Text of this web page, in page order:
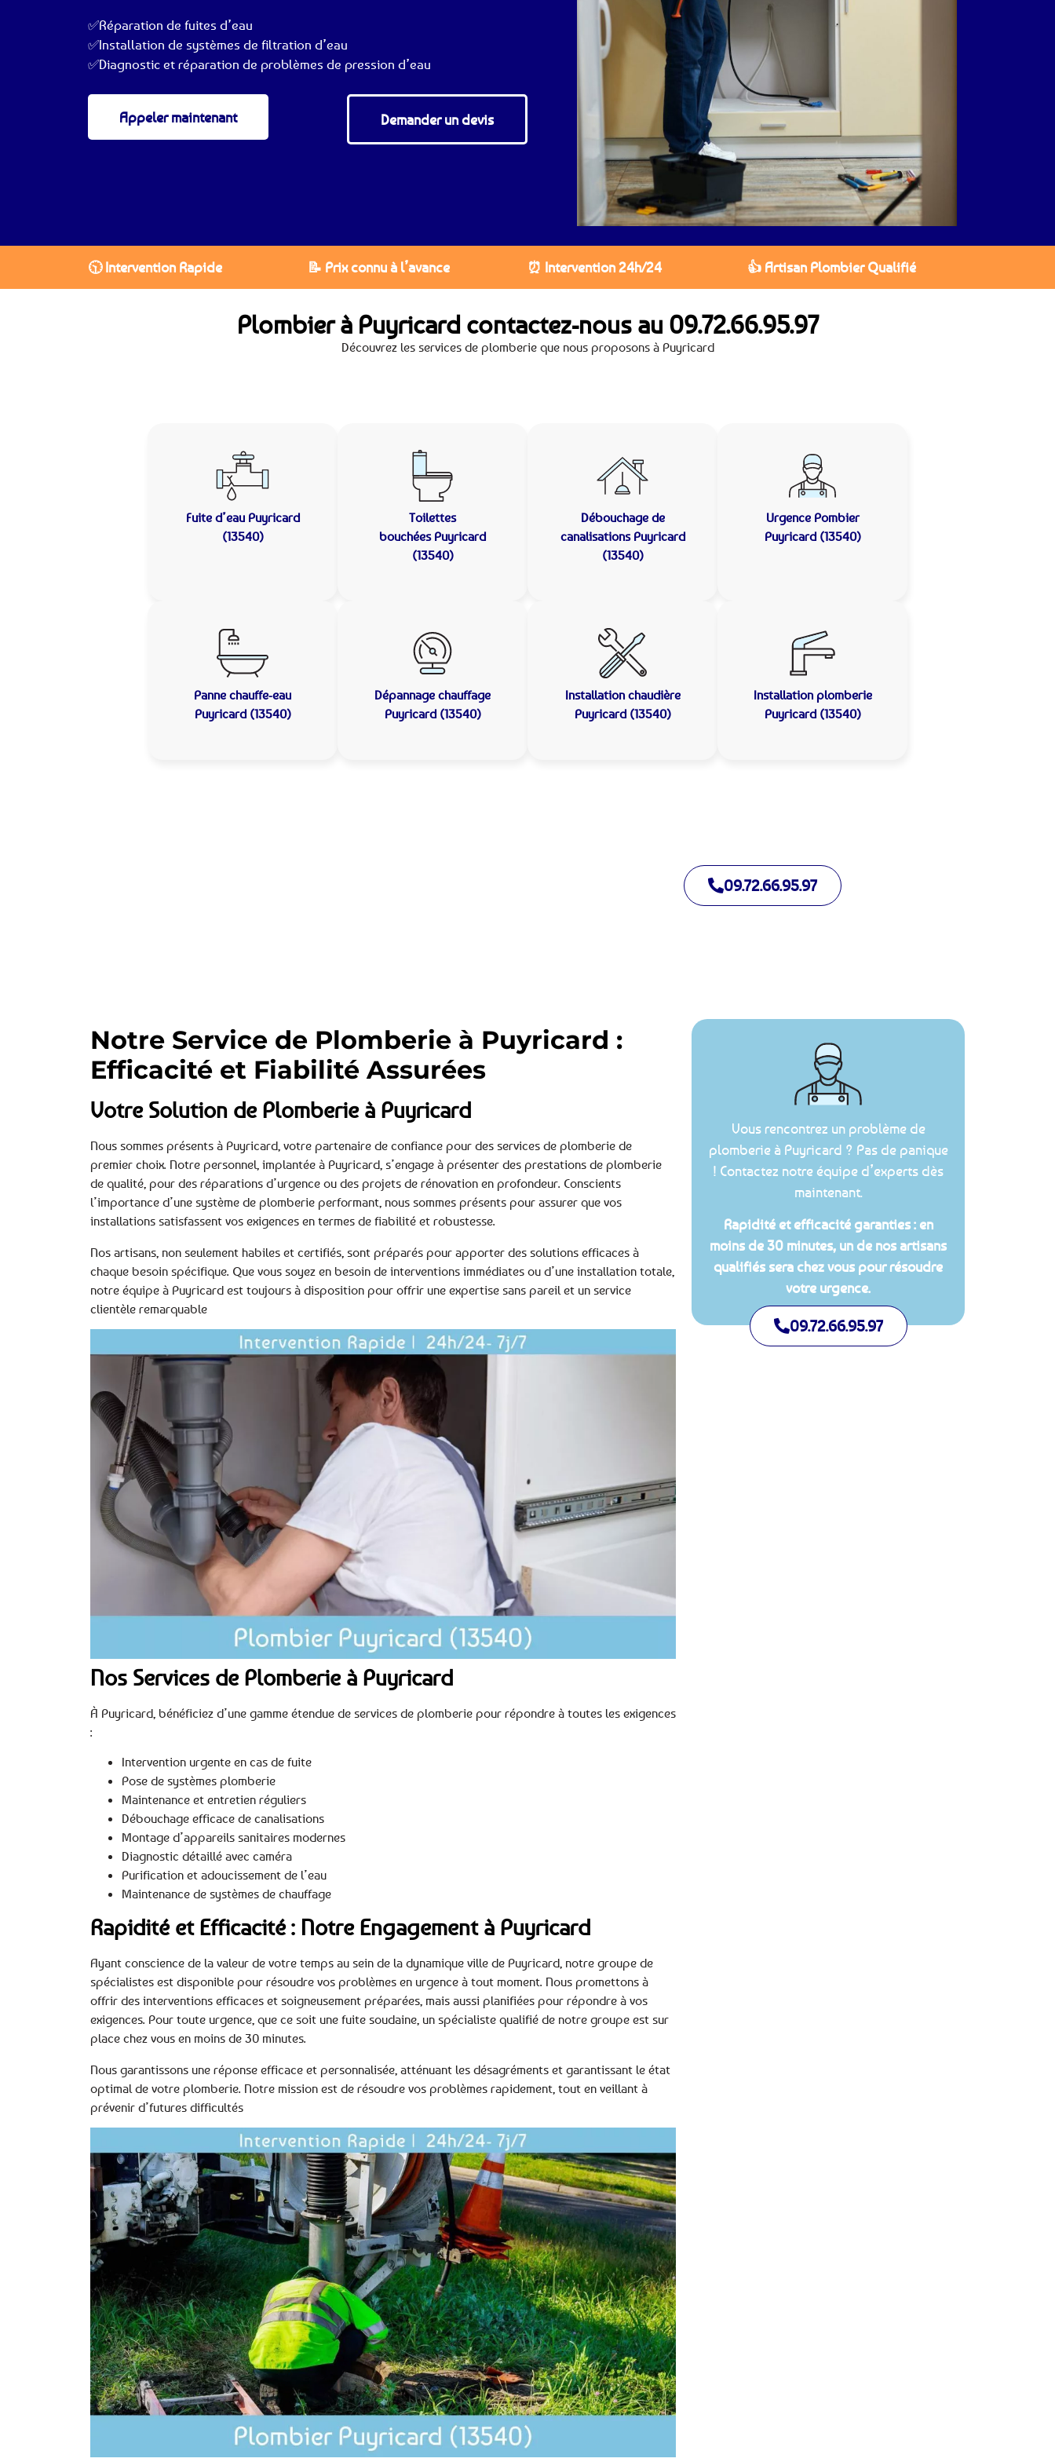
✅Réparation de fuites d’eau
✅Installation de systèmes de filtration d’eau
✅Diagnostic et réparation de problèmes de pression d’eau
Appeler maintenant Demander un devis
🕥 Intervention Rapide 📝 Prix connu à l’avance ⏰ Intervention 24h/24 👍 Artisan Plombier Qualifié
Plombier à Puyricard contactez-nous au 09.72.66.95.97
Découvrez les services de plomberie que nous proposons à Puyricard
Fuite d’eau Puyricard
(13540)
Toilettes
bouchées Puyricard
(13540)
Débouchage de
canalisations Puyricard
(13540)
Urgence Pombier
Puyricard (13540)
Panne chauffe-eau
Puyricard (13540)
Dépannage chauffage
Puyricard (13540)
Installation chaudière
Puyricard (13540)
Installation plomberie
Puyricard (13540)
09.72.66.95.97
Notre Service de Plomberie à Puyricard :
Efficacité et Fiabilité Assurées
Votre Solution de Plomberie à Puyricard
Nous sommes présents à Puyricard, votre partenaire de confiance pour des services de plomberie de
premier choix. Notre personnel, implantée à Puyricard, s’engage à présenter des prestations de plomberie
de qualité, pour des réparations d’urgence ou des projets de rénovation en profondeur. Conscients
l’importance d’une système de plomberie performant, nous sommes présents pour assurer que vos
installations satisfassent vos exigences en termes de fiabilité et robustesse.
Nos artisans, non seulement habiles et certifiés, sont préparés pour apporter des solutions efficaces à
chaque besoin spécifique. Que vous soyez en besoin de interventions immédiates ou d’une installation totale,
notre équipe à Puyricard est toujours à disposition pour offrir une expertise sans pareil et un service
clientèle remarquable
Nos Services de Plomberie à Puyricard
À Puyricard, bénéficiez d’une gamme étendue de services de plomberie pour répondre à toutes les exigences
:
Intervention urgente en cas de fuite
Pose de systèmes plomberie
Maintenance et entretien réguliers
Débouchage efficace de canalisations
Montage d’appareils sanitaires modernes
Diagnostic détaillé avec caméra
Purification et adoucissement de l’eau
Maintenance de systèmes de chauffage
Rapidité et Efficacité : Notre Engagement à Puyricard
Ayant conscience de la valeur de votre temps au sein de la dynamique ville de Puyricard, notre groupe de
spécialistes est disponible pour résoudre vos problèmes en urgence à tout moment. Nous promettons à
offrir des interventions efficaces et soigneusement préparées, mais aussi planifiées pour répondre à vos
exigences. Pour toute urgence, que ce soit une fuite soudaine, un spécialiste qualifié de notre groupe est sur
place chez vous en moins de 30 minutes.
Nous garantissons une réponse efficace et personnalisée, atténuant les désagréments et garantissant le état
optimal de votre plomberie. Notre mission est de résoudre vos problèmes rapidement, tout en veillant à
prévenir d’futures difficultés
Vous rencontrez un problème de
plomberie à Puyricard ? Pas de panique
! Contactez notre équipe d’experts dès
maintenant.
Rapidité et efficacité garanties : en
moins de 30 minutes, un de nos artisans
qualifiés sera chez vous pour résoudre
votre urgence.
09.72.66.95.97